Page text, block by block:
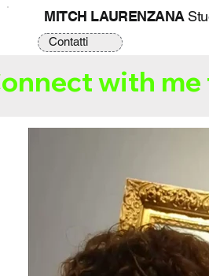
MITCH LAURENZANA
Contatti
with